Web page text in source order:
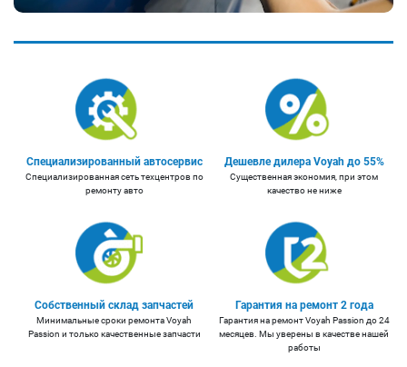
Специализированный автосервис
Специализированная сеть техцентров по
ремонту авто
Дешевле дилера Voyah до 55%
Существенная экономия, при этом
качество не ниже
Собственный склад запчастей
Минимальные сроки ремонта Voyah
Passion и только качественные запчасти
Гарантия на ремонт 2 года
Гарантия на ремонт Voyah Passion до 24
месяцев. Мы уверены в качестве нашей
работы